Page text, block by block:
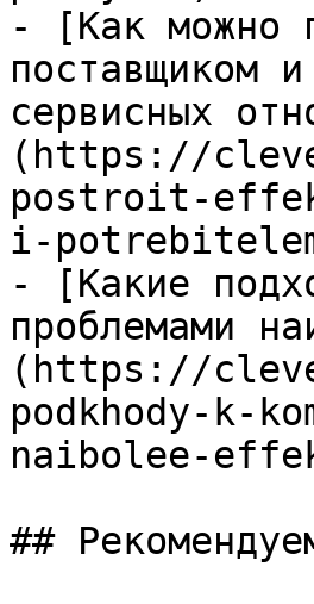
- [Как можно
поставщиком
сервисных
(https://
postroit-
i-
- [Какие
проблемами
(https://
podkhody-k-
naibolee-
##